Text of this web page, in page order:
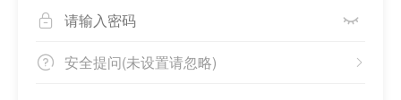
 
 
安全提问(未设置请忽略)